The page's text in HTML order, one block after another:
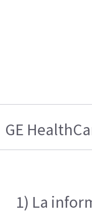
GE
1) La